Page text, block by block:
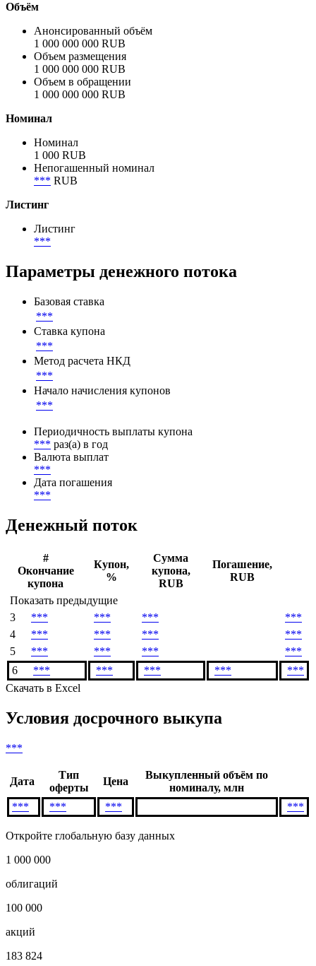
Объём
Анонсированный объём
1 000 000 000 RUB
Объем размещения
1 000 000 000 RUB
Объем в обращении
1 000 000 000 RUB
Номинал
Номинал
1 000 RUB
Непогашенный номинал
*** RUB
Листинг
Листинг
***
Параметры денежного потока
Базовая ставка
***
Ставка купона
***
Метод расчета НКД
***
Начало начисления купонов
***
Периодичность выплаты купона
*** раз(а) в год
Валюта выплат
***
Дата погашения
***
Денежный поток
#
Окончание
купона
Купон,
%
Сумма
купона,
RUB
Погашение,
RUB
Показать предыдущие
3
*** *** ***
***
4
*** *** ***
***
5
*** *** ***
***
6
*** *** *** ***
***
Скачать в Excel
Условия досрочного выкупа
***
Дата
Тип
оферты
Цена
Выкупленный объём по
номиналу, млн
***
*** *** ***
Откройте глобальную базу данных
1 000 000
облигаций
100 000
акций
183 824